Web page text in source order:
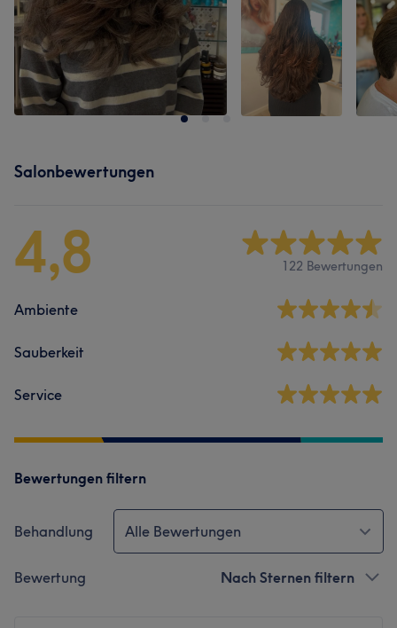
Salonbewertungen
4,8 122 Bewertungen
Ambiente
Sauberkeit
Service
Bewertungen filtern
Behandlung Alle Bewertungen
Bewertung Nach Sternen filtern